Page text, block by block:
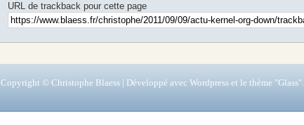
URL de trackback pour cette page
Copyright © Christophe Blaess | Développé avec Wordpresset le thème "Glass".